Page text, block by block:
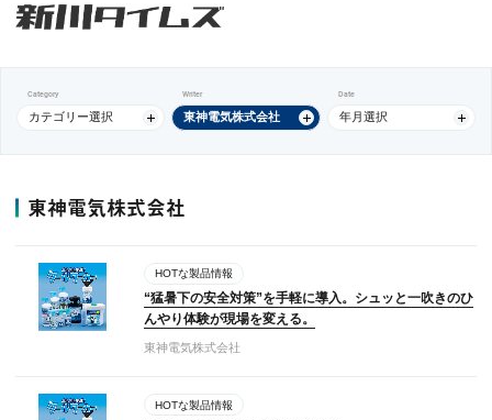
Category
カテゴリー選択
Writer
東神電気株式会社
Date
年月選択
東神電気株式会社
HOTな製品情報
“猛暑下の安全対策”を手軽に導入。シュッと一吹きのひ
んやり体験が現場を変える。
東神電気株式会社
HOTな製品情報